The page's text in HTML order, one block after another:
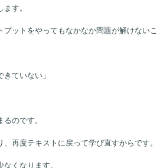
す。
ットをやってもなかなか問題が解けないこ
ていない」
のです。
再度テキストに戻って学び直すからです。